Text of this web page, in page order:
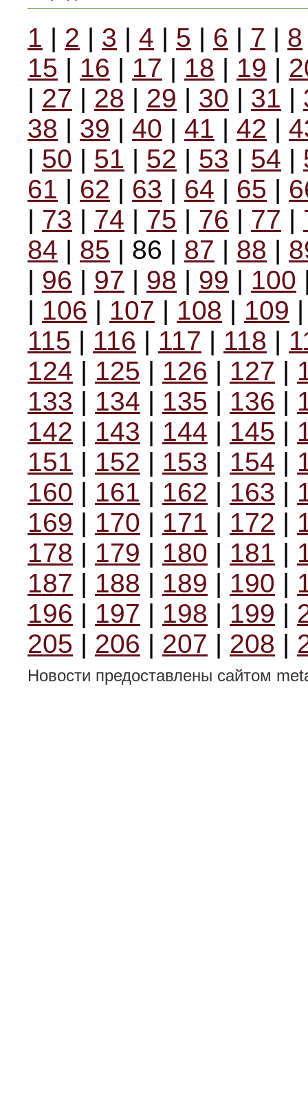
1 | 2 | 3 | 4 | 5 | 6 | 7 | 8
15 | 16 | 17 | 18 | 19 |
| 27 | 28 | 29 | 30 | 31 |
38 | 39 | 40 | 41 | 42 |
| 50 | 51 | 52 | 53 | 54 |
61 | 62 | 63 | 64 | 65 |
| 73 | 74 | 75 | 76 | 77 |
84 | 85 | 86 | 87 | 88 |
| 96 | 97 | 98 | 99 | 100
| 106 | 107 | 108 | 109
115 | 116 | 117 | 118 |
124 | 125 | 126 | 127 |
133 | 134 | 135 | 136 |
142 | 143 | 144 | 145 |
151 | 152 | 153 | 154 |
160 | 161 | 162 | 163 |
169 | 170 | 171 | 172 |
178 | 179 | 180 | 181 |
187 | 188 | 189 | 190 |
196 | 197 | 198 | 199 |
205 | 206 | 207 | 208 |
Новости предоставлены сайтом